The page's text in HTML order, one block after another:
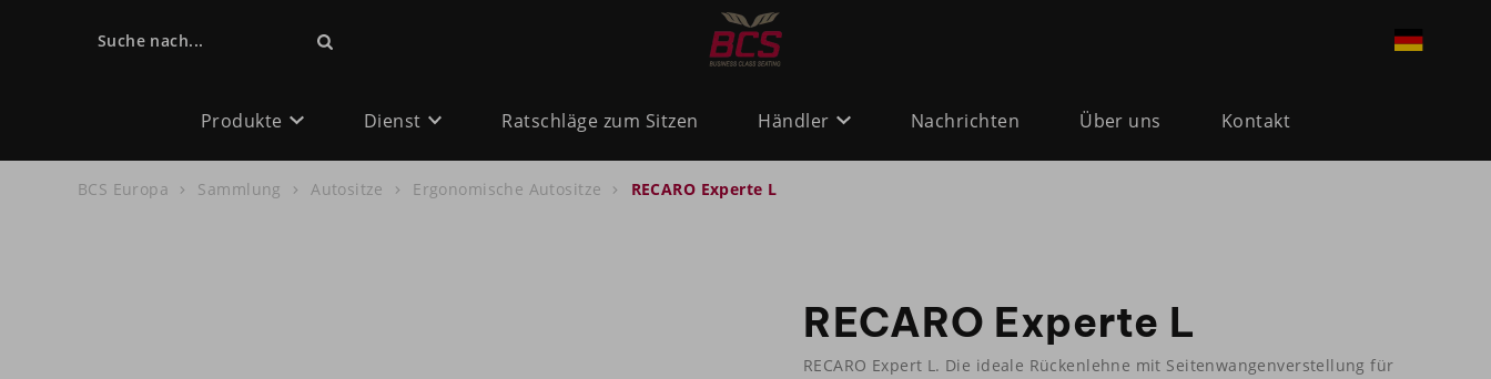
Suche nach...
Produkte Dienst Ratschläge zum Sitzen Händler Nachrichten Über uns Kontakt
BCS Europa Sammlung Autositze Ergonomische Autositze RECARO Experte L
RECARO Experte L
RECARO Expert L. Die ideale Rückenlehne mit Seitenwangenverstellung für